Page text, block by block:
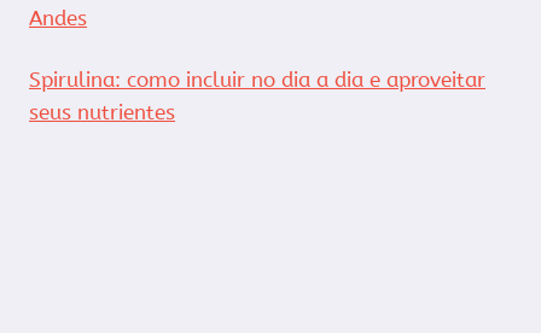
Andes
Spirulina: como incluir no dia a dia e aproveitar
seus nutrientes